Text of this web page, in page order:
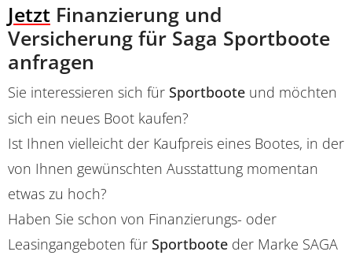
Jetzt Finanzierung und
Versicherung für Saga Sportboote
anfragen
Sie interessieren sich für Sportboote und möchten
sich ein neues Boot kaufen?
Ist Ihnen vielleicht der Kaufpreis eines Bootes, in der
von Ihnen gewünschten Ausstattung momentan
etwas zu hoch?
Haben Sie schon von Finanzierungs- oder
Leasingangeboten für Sportboote der Marke SAGA